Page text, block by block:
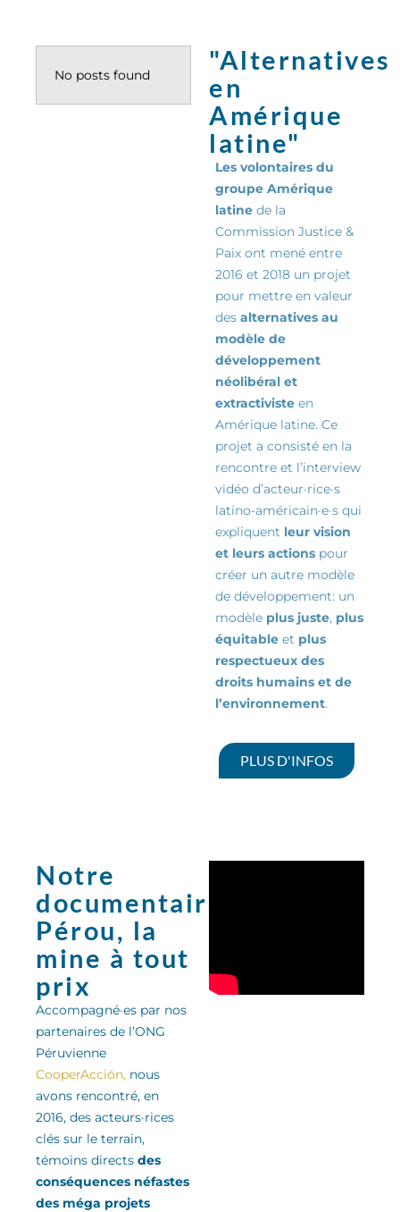
No posts found
"Alternatives
en
Amérique
latine"
Les volontaires du
groupe Amérique
latine de la
Commission Justice &
Paix ont mené entre
2016 et 2018 un projet
pour mettre en valeur
des alternatives au
modèle de
développement
néolibéral et
extractiviste en
Amérique latine. Ce
projet a consisté en la
rencontre et l’interview
vidéo d’acteur·rice·s
latino-américain·e·s qui
expliquent leur vision
et leurs actions pour
créer un autre modèle
de développement: un
modèle plus juste, plus
équitable et plus
respectueux des
droits humains et de
l’environnement.
PLUS D'INFOS
Notre
documentaire:
Pérou, la
mine à tout
prix
Accompagné·es par nos
partenaires de l’ONG
Péruvienne
CooperAcción, nous
avons rencontré, en
2016, des acteurs·rices
clés sur le terrain,
témoins directs des
conséquences néfastes
des méga projets